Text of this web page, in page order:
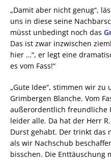
„Damit aber nicht genug“,
uns in diese seine
müsst unbedingt noch das
Das ist zwar inzwischen
hier …“, er legt eine
es vom Fass!“
„Gute Idee“, stimmen wir
Grimbergen Blanche. Vom
außerordentlich freundliche
leider alle. Da hat der Herr
Durst gehabt. Der trinkt das
als wir Nachschub
bisschen. Die Enttäuschung